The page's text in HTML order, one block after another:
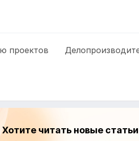
проектов
Хотите читать новые